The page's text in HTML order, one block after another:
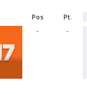
Pos Pt.
- -